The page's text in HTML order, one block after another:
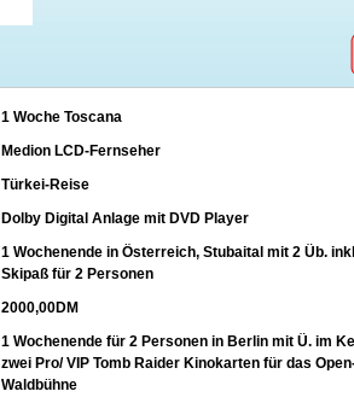
1 Woche Toscana
Medion LCD-Fernseher
Türkei-Reise
Dolby Digital Anlage mit DVD Player
1 Wochenende in Österreich, Stubaital mit 2 Üb.
Skipaß für 2 Personen
2000,00DM
1 Wochenende für 2 Personen in Berlin mit Ü. im
zwei Pro/ VIP Tomb Raider Kinokarten für das
Waldbühne